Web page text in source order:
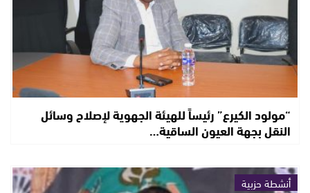
“مولود الكيرع” رئيساً للهيئة الجهوية لإصلاح وسائل
النقل بجهة العيون الساقية…
أنشطة حزبية